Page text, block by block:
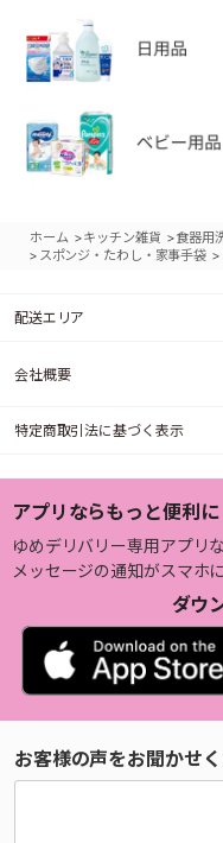
ホーム >キッチン雑貨 >食器用
> スポンジ・たわし・家事手袋 >
配送エリア
会社概要
特定商取引法に基づく表示
アプリならもっと便利に
ゆめデリバリー専用アプリな
メッセージの通知がスマホ
ダウ
お客様の声をお聞かせ